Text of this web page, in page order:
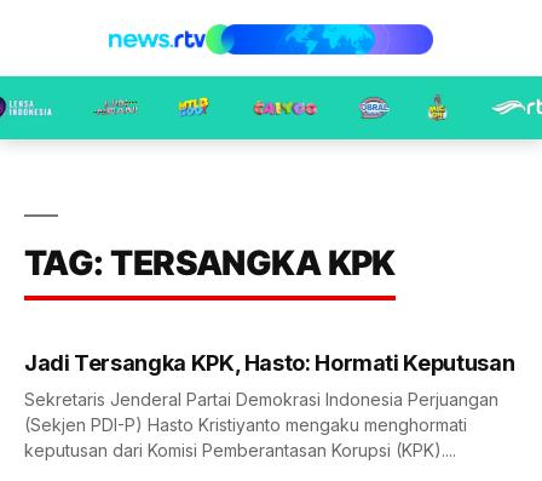
TAG: TERSANGKA KPK
Jadi Tersangka KPK, Hasto: Hormati Keputusan
Sekretaris Jenderal Partai Demokrasi Indonesia Perjuangan
(Sekjen PDI-P) Hasto Kristiyanto mengaku menghormati
keputusan dari Komisi Pemberantasan Korupsi (KPK)....